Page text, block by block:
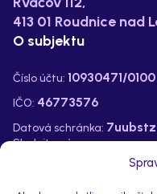
Sledujte nás na:
413 01 Roudnice nad
O subjektu
Číslo účtu: 10930471/0100
IČO: 46773576
Datová schránka: 7uubstz